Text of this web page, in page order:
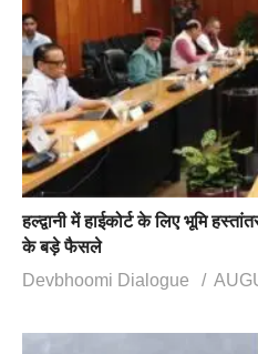
हल्द्वानी में हाईकोर्ट के लिए भूमि
के बड़े फैसले
Devbhoomi Dialogue